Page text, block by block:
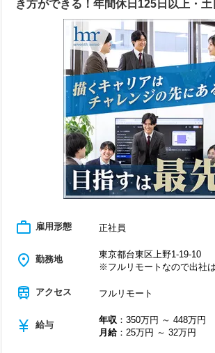
き方ができる！年間休日125日以上・
work_outline 雇用形態 正社員
place 勤務地
東京都台東区上野1-19-10
※フルリモートなので出社
train アクセス フルリモート
currency_yen 給与 年収 ：350万円 ～ 448万円
月給：25万円 ～ 32万円